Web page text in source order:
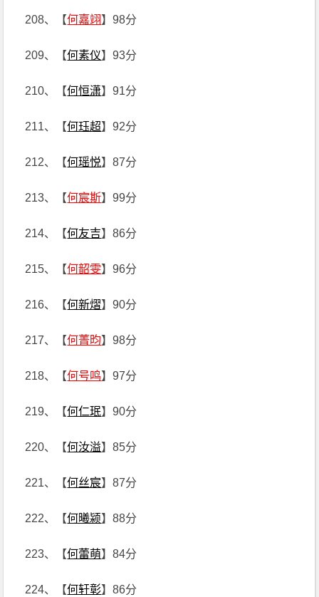
208、【何嘉翊】98分
209、【何素仪】93分
210、【何恒潇】91分
211、【何珏超】92分
212、【何瑶悦】87分
213、【何宸斯】99分
214、【何友吉】86分
215、【何韶雯】96分
216、【何新熠】90分
217、【何菁昀】98分
218、【何号鸣】97分
219、【何仁珉】90分
220、【何汝溢】85分
221、【何丝宸】87分
222、【何曦颍】88分
223、【何蕾萌】84分
224、【何轩彰】86分